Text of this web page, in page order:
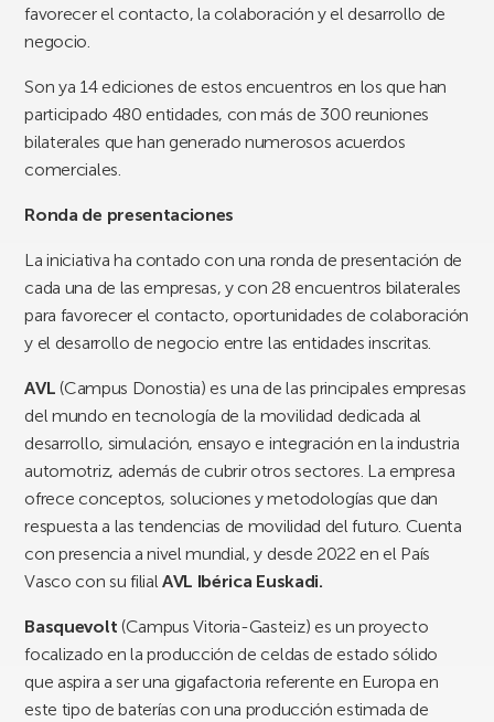
favorecer el contacto, la colaboración y el desarrollo de
negocio.
Son ya 14 ediciones de estos encuentros en los que han
participado 480 entidades, con más de 300 reuniones
bilaterales que han generado numerosos acuerdos
comerciales.
Ronda de presentaciones
La iniciativa ha contado con una ronda de presentación de
cada una de las empresas, y con 28 encuentros bilaterales
para favorecer el contacto, oportunidades de colaboración
y el desarrollo de negocio entre las entidades inscritas.
AVL(Campus Donostia) es una de las principales empresas
del mundo en tecnología de la movilidad dedicada al
desarrollo, simulación, ensayo e integración en la industria
automotriz, además de cubrir otros sectores. La empresa
ofrece conceptos, soluciones y metodologías que dan
respuesta a las tendencias de movilidad del futuro. Cuenta
con presencia a nivel mundial, y desde 2022 en el País
Vasco con su filialAVL Ibérica Euskadi.
Basquevolt (Campus Vitoria-Gasteiz) es un proyecto
focalizado en la producción de celdas de estado sólido
que aspira a ser una gigafactoria referente en Europa en
este tipo de baterías con una producción estimada de